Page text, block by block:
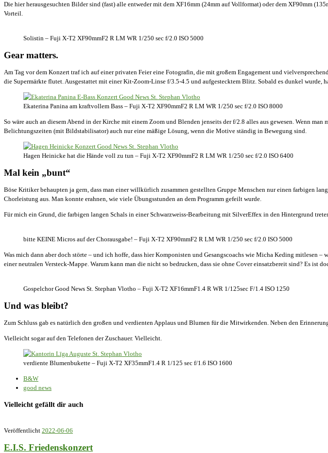
Die hier herausgesuchten Bilder sind (fast) alle entweder mit dem XF16mm (24mm auf Vollformat) oder dem XF90mm
Vorteil.
Solistin – Fuji X-T2 XF90mmF2 R LM WR 1/250 sec f/2.0 ISO 5000
Gear matters.
Am Tag vor dem Konzert traf ich auf einer privaten Feier eine Fotografin, die mit großem Engagement und
die Supermärkte flutet. Ausgestattet mit einer Kit-Zoom-Linse f/3.5-4.5 und aufgestecktem Blitz. Sobald es dunkel wurde,
Ekaterina Panina am kraftvollem Bass – Fuji X-T2 XF90mmF2 R LM WR 1/250 sec f/2.0 ISO 8000
So wäre auch an diesem Abend in der Kirche mit einem Zoom und Blenden jenseits der f/2.8 alles aus gewesen. Wenn
Belichtungszeiten (mit Bildstabilisator) auch nur eine mäßige Lösung, wenn die Motive ständig in Bewegung sind.
Hagen Heinicke hat die Hände voll zu tun – Fuji X-T2 XF90mmF2 R LM WR 1/250 sec f/2.0 ISO 6400
Mal kein „bunt“
Böse Kritiker behaupten ja gern, dass man einer willkürlich zusammen gestellten Gruppe Menschen nur einen farbigen
Chorleistung aus. Man konnte erahnen, wie viele Übungsstunden an dem Programm gefeilt wurde.
Für mich ein Grund, die farbigen langen Schals in einer Schwarzweiss-Bearbeitung mit SilverEffex in den Hintergrund
bitte KEINE Micros auf der Chorausgabe! – Fuji X-T2 XF90mmF2 R LM WR 1/250 sec f/2.0 ISO 5000
Was mich dann aber doch störte – und ich hoffe, dass hier Komponisten und Gesangscoachs wie Micha Keding
einer neutralen Versteck-Mappe. Warum kann man die nicht so bedrucken, dass sie ohne Cover einsatzbereit sind? Es ist
Gospelchor Good News St. Stephan Vlotho – Fuji X-T2 XF16mmF1.4 R WR 1/125sec F/1.4 ISO 1250
Und was bleibt?
Zum Schluss gab es natürlich den großen und verdienten Applaus und Blumen für die Mitwirkenden. Neben den
Vielleicht sogar auf den Telefonen der Zuschauer. Vielleicht.
verdiente Blumenbukette – Fuji X-T2 XF35mmF1.4 R 1/125 sec f/1.6 ISO 1600
B&W
good news
Vielleicht gefällt dir auch
Veröffentlicht 2022-06-06
E.I.S. Friedenskonzert